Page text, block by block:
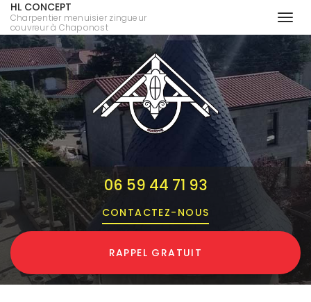
Aller
au
contenu
principal
HL CONCEPT
Charpentier menuisier zingueur
couvreur à Chaponost
06 59 44 71 93
CONTACTEZ- NOUS
RAPPEL GRATUIT